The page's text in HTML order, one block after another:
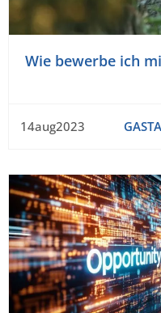
Wie bewerbe ich
14aug2023